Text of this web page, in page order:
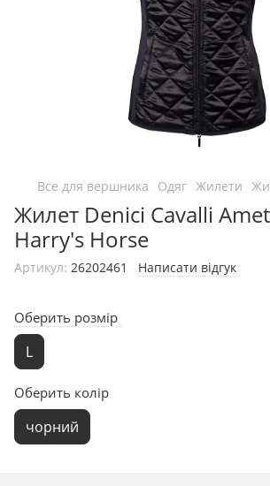
Все для вершника Одяг Жилети
Жилет Denici Cavalli
Harry's Horse
Артикул: 26202461 Написати відгук
Оберить розмір
L
Оберить колір
чорний